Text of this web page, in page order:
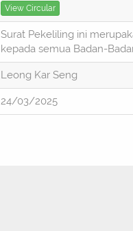
View Circular
Surat Pekeliling ini
kepada semua Badan-
Leong Kar Seng
24/03/2025